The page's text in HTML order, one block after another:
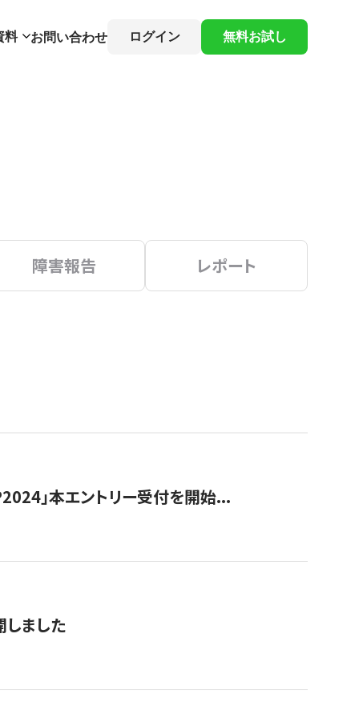
料 お問い合わせ ログイン 無料お試し
障害報告 レポート
」本エントリー受付を開始...
しました